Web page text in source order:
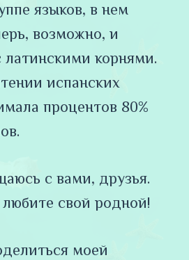
языков, в нем
возможно, и
латинскими корнями.
испанских
процентов 80%
с вами, друзья.
свой родной!
моей